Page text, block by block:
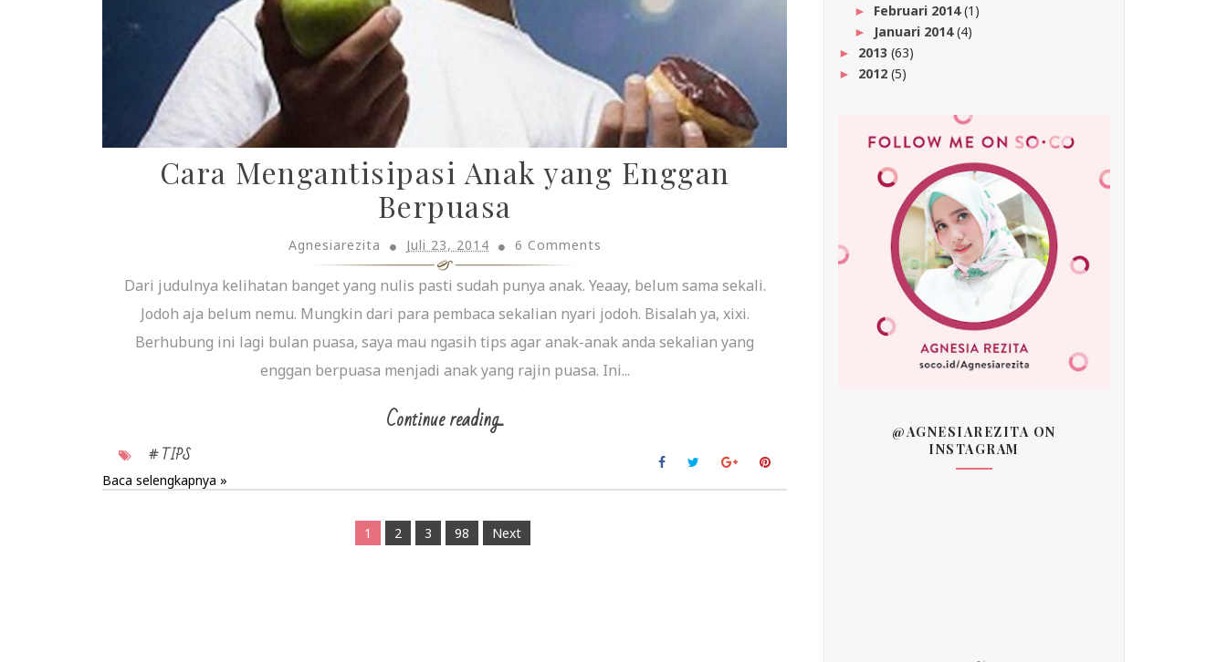
Cara Mengantisipasi Anak yang Enggan
Berpuasa
Agnesiarezita Juli 23, 2014 6 Comments
Dari judulnya kelihatan banget yang nulis pasti sudah punya anak. Yeaay, belum sama sekali.
Jodoh aja belum nemu. Mungkin dari para pembaca sekalian nyari jodoh. Bisalah ya, xixi.
Berhubung ini lagi bulan puasa, saya mau ngasih tips agar anak-anak anda sekalian yang
enggan berpuasa menjadi anak yang rajin puasa. Ini...
Continue reading...
# TIPS
Baca selengkapnya »
1 2 3 98 Next
► Februari 2014(1)
► Januari 2014(4)
► 2013 (63)
► 2012 (5)
@AGNESIAREZITA ON
INSTAGRAM